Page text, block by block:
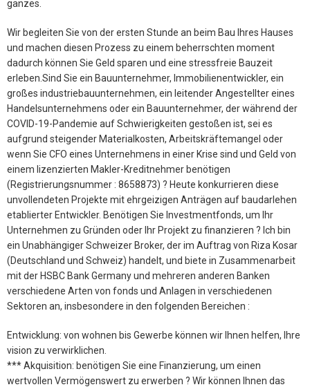
ganzes.
Wir begleiten Sie von der ersten Stunde an beim Bau Ihres Hauses
und machen diesen Prozess zu einem beherrschten moment
dadurch können Sie Geld sparen und eine stressfreie Bauzeit
erleben.Sind Sie ein Bauunternehmer, Immobilienentwickler, ein
großes industriebauunternehmen, ein leitender Angestellter eines
Handelsunternehmens oder ein Bauunternehmer, der während der
COVID-19-Pandemie auf Schwierigkeiten gestoßen ist, sei es
aufgrund steigender Materialkosten, Arbeitskräftemangel oder
wenn Sie CFO eines Unternehmens in einer Krise sind und Geld von
einem lizenzierten Makler-Kreditnehmer benötigen
(Registrierungsnummer : 8658873) ? Heute konkurrieren diese
unvollendeten Projekte mit ehrgeizigen Anträgen auf baudarlehen
etablierter Entwickler. Benötigen Sie Investmentfonds, um Ihr
Unternehmen zu Gründen oder Ihr Projekt zu finanzieren ? Ich bin
ein Unabhängiger Schweizer Broker, der im Auftrag von Riza Kosar
(Deutschland und Schweiz) handelt, und biete in Zusammenarbeit
mit der HSBC Bank Germany und mehreren anderen Banken
verschiedene Arten von fonds und Anlagen in verschiedenen
Sektoren an, insbesondere in den folgenden Bereichen :
Entwicklung: von wohnen bis Gewerbe können wir Ihnen helfen, Ihre
vision zu verwirklichen.
*** Akquisition: benötigen Sie eine Finanzierung, um einen
wertvollen Vermögenswert zu erwerben ? Wir können Ihnen das